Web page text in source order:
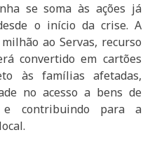
se soma às ações já
o início da crise. A
ao Servas, recurso
convertido em cartões
às famílias afetadas,
no acesso a bens de
e contribuindo para a